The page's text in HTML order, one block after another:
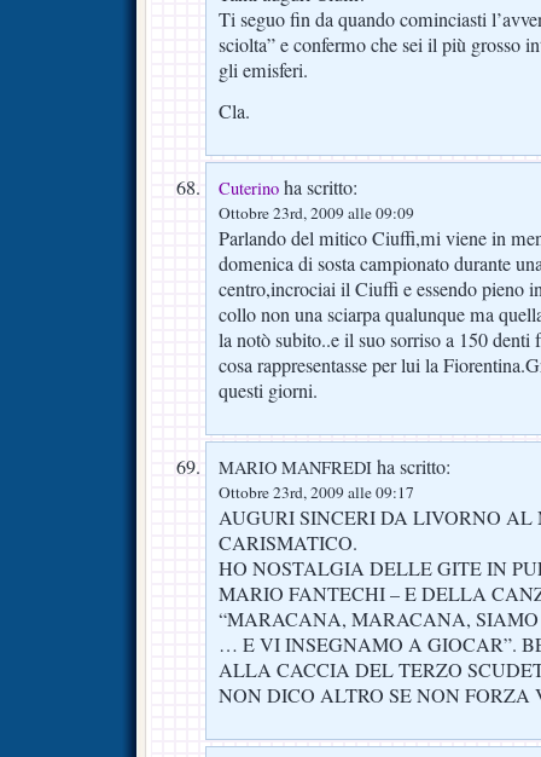
Ti seguo fin da quando cominciasti
sciolta” e confermo che sei il più grosso
gli emisferi.
Cla.
Cuterino ha scritto:
Ottobre 23rd, 2009 alle 09:09
Parlando del mitico Ciuffi,mi viene in
domenica di sosta campionato durante
centro,incrociai il Ciuffi e essendo pieno
collo non una sciarpa qualunque ma
la notò subito..e il suo sorriso a 150
cosa rappresentasse per lui la
questi giorni.
MARIO MANFREDI ha scritto:
Ottobre 23rd, 2009 alle 09:17
AUGURI SINCERI DA LIVORNO AL
CARISMATICO.
HO NOSTALGIA DELLE GITE IN
MARIO FANTECHI – E DELLA
“MARACANA, MARACANA,
… E VI INSEGNAMO A GIOCAR”.
ALLA CACCIA DEL TERZO
NON DICO ALTRO SE NON FORZA